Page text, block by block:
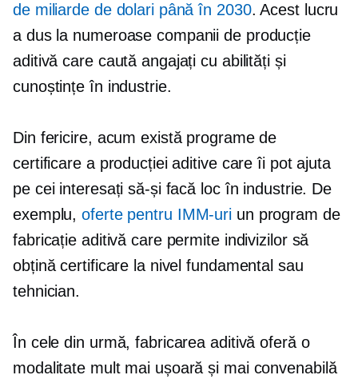
de miliarde de dolari până în 2030. Acest lucru
a dus la numeroase companii de producție
aditivă care caută angajați cu abilități și
cunoștințe în industrie.
Din fericire, acum există programe de
certificare a producției aditive care îi pot ajuta
pe cei interesați să-și facă loc în industrie. De
exemplu,oferte pentru IMM-uri un program de
fabricație aditivă care permite indivizilor să
obțină certificare la nivel fundamental sau
tehnician.
În cele din urmă, fabricarea aditivă oferă o
modalitate mult mai ușoară și mai convenabilă